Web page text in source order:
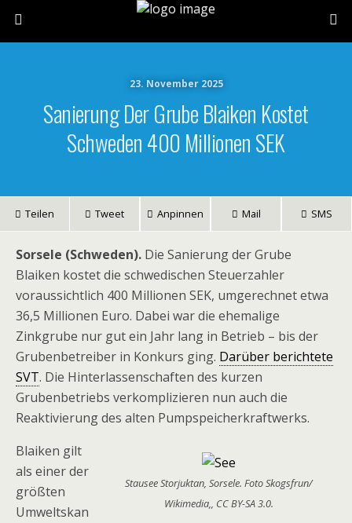
23. November 2025
Sanierung Der Grube Blaiken Kostet
Schweden 400 Millionen SEK
Teilen Tweet Anpinnen Mail SMS
Sorsele (Schweden). Die Sanierung der Grube
Blaiken kostet die schwedischen Steuerzahler
voraussichtlich 400 Millionen SEK, umgerechnet etwa
36,5 Millionen Euro. Dabei war die ehemalige
Zinkgrube nur gut ein Jahr lang in Betrieb – bis der
Grubenbetreiber in Konkurs ging. Darüber berichtete
SVT. Die Hinterlassenschaften des kurzen
Grubenbetriebs verkomplizieren nun auch die
Reaktivierung des alten Pumpspeicherkraftwerks.
Stausee Storjuktan, Sorsele. Foto Skogsfrun/
Wikimedia,, CC BY-SA 3.0.
Blaiken gilt
als einer der
größten
Umweltskan